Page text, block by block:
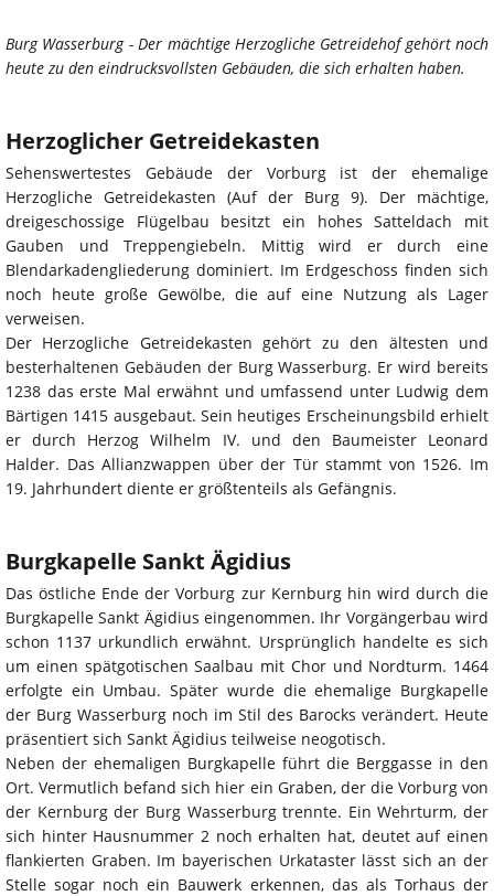
Burg Wasserburg - Der mächtige Herzogliche Getreidehof gehört noch
heute zu den eindrucksvollsten Gebäuden, die sich erhalten haben.
Herzoglicher Getreidekasten
Sehenswertestes Gebäude der Vorburg ist der ehemalige
Herzogliche Getreidekasten (Auf der Burg 9). Der mächtige,
dreigeschossige Flügelbau besitzt ein hohes Satteldach mit
Gauben und Treppengiebeln. Mittig wird er durch eine
Blendarkadengliederung dominiert. Im Erdgeschoss finden sich
noch heute große Gewölbe, die auf eine Nutzung als Lager
verweisen.
Der Herzogliche Getreidekasten gehört zu den ältesten und
besterhaltenen Gebäuden der Burg Wasserburg. Er wird bereits
1238 das erste Mal erwähnt und umfassend unter Ludwig dem
Bärtigen 1415 ausgebaut. Sein heutiges Erscheinungsbild erhielt
er durch Herzog Wilhelm IV. und den Baumeister Leonard
Halder. Das Allianzwappen über der Tür stammt von 1526. Im
19. Jahrhundert diente er größtenteils als Gefängnis.
Burgkapelle Sankt Ägidius
Das östliche Ende der Vorburg zur Kernburg hin wird durch die
Burgkapelle Sankt Ägidius eingenommen. Ihr Vorgängerbau wird
schon 1137 urkundlich erwähnt. Ursprünglich handelte es sich
um einen spätgotischen Saalbau mit Chor und Nordturm. 1464
erfolgte ein Umbau. Später wurde die ehemalige Burgkapelle
der Burg Wasserburg noch im Stil des Barocks verändert. Heute
präsentiert sich Sankt Ägidius teilweise neogotisch.
Neben der ehemaligen Burgkapelle führt die Berggasse in den
Ort. Vermutlich befand sich hier ein Graben, der die Vorburg von
der Kernburg der Burg Wasserburg trennte. Ein Wehrturm, der
sich hinter Hausnummer 2 noch erhalten hat, deutet auf einen
flankierten Graben. Im bayerischen Urkataster lässt sich an der
Stelle sogar noch ein Bauwerk erkennen, das als Torhaus der